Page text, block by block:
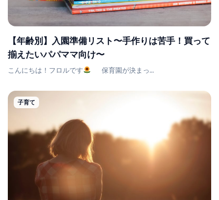
【年齢別】入園準備リスト〜手作りは苦手！買って
揃えたいパパママ向け〜
こんにちは！フロルです 保育園が決まっ...
子育て